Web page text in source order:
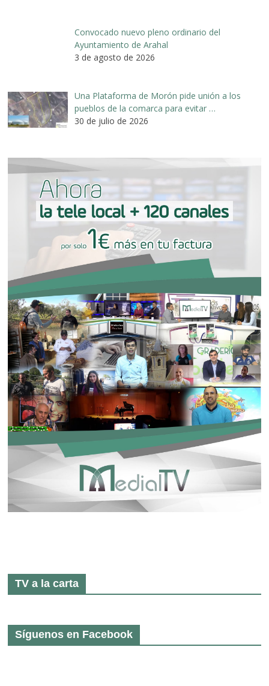
Convocado nuevo pleno ordinario del
Ayuntamiento de Arahal
3 de agosto de 2026
Una Plataforma de Morón pide unión a los
pueblos de la comarca para evitar …
30 de julio de 2026
TV a la carta
Síguenos en Facebook